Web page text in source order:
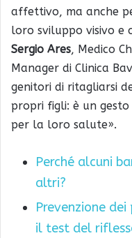
affettivo, ma anche
loro sviluppo visivo e
Sergio Ares, Medico
Manager di Clinica
genitori di ritagliarsi
propri figli: è un
per la loro salute».
Perché alcuni
altri?
Prevenzione
il test del